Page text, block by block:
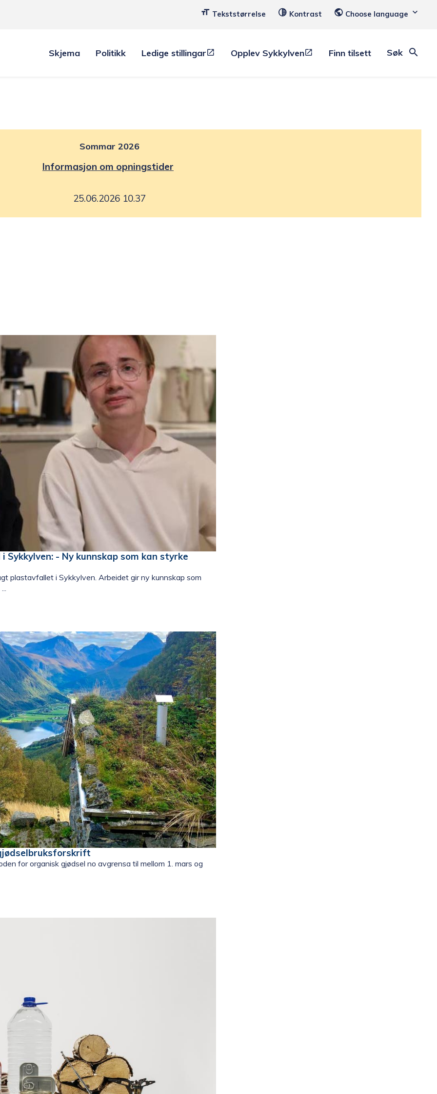
Tekststørrelse Kontrast Choose language
Skjema Politikk Ledige stillingar Opplev Sykkylven Finn tilsett Søk
Sommar 2026
Informasjon om opningstider
25.06.2026 10.37
- Ny kunnskap som kan styrke
plastavfallet i Sykkylven. Arbeidet gir ny kunnskap som
for organisk gjødsel no avgrensa til mellom 1. mars og